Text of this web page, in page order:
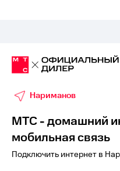
Нариманов
МТС - домашний
мобильная связь
Подключить интернет в